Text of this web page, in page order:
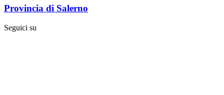
Provincia di Salerno
Seguici su